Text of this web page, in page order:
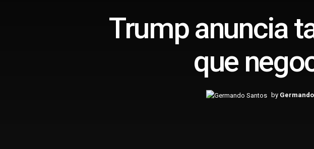
Trump anuncia
que
by